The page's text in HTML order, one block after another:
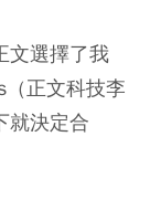
文選擇了我
正文科技李
就決定合